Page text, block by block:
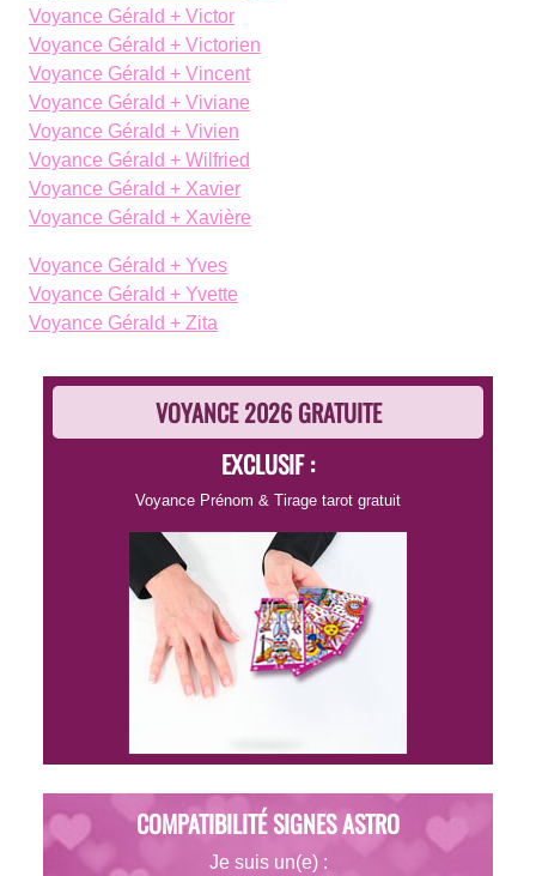
Voyance Gérald + Victor
Voyance Gérald + Victorien
Voyance Gérald + Vincent
Voyance Gérald + Viviane
Voyance Gérald + Vivien
Voyance Gérald + Wilfried
Voyance Gérald + Xavier
Voyance Gérald + Xavière
Voyance Gérald + Yves
Voyance Gérald + Yvette
Voyance Gérald + Zita
VOYANCE 2026 GRATUITE
EXCLUSIF :
Voyance Prénom & Tirage tarot gratuit
COMPATIBILITÉ SIGNES ASTRO
Je suis un(e) :